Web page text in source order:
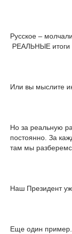
Русское –
РЕАЛЬНЫЕ итоги
Или вы мыслите
Но за реальную
постоянно. За
там мы
Наш Президент
Еще один